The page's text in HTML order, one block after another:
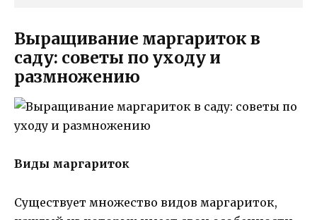
Выращивание маргариток в
саду: советы по уходу и
размножению
Виды маргариток
Существует множество видов маргариток,